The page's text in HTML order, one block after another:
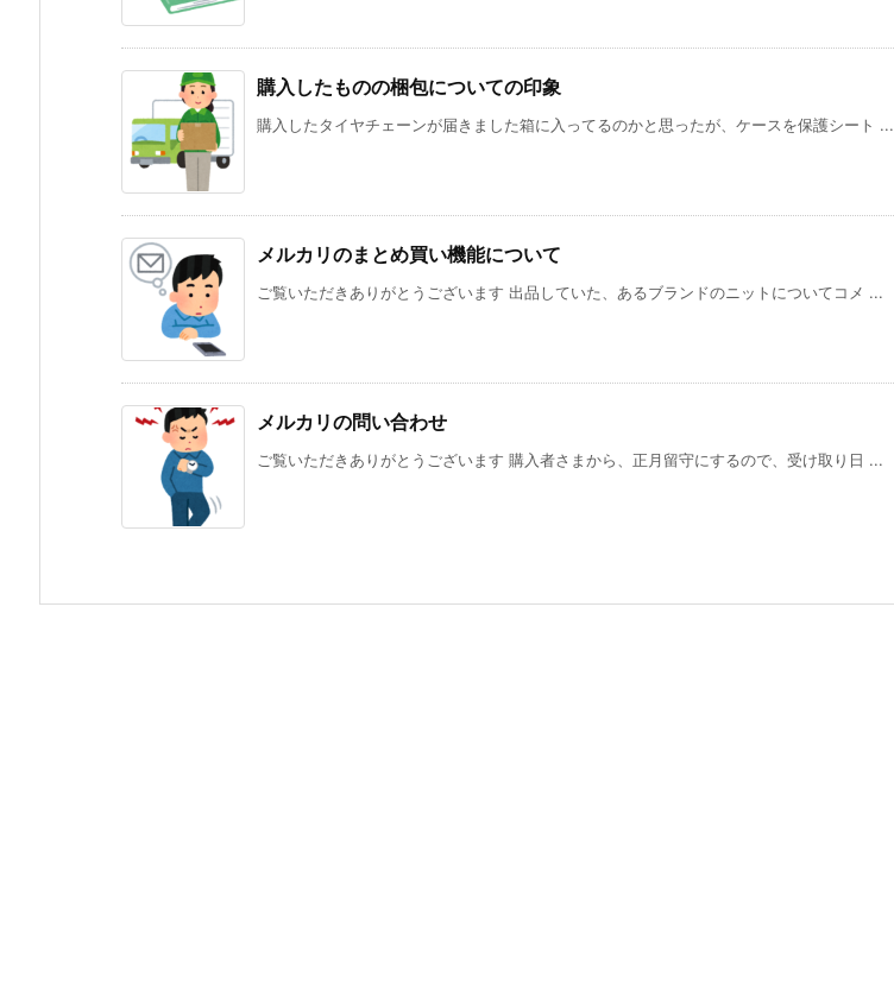
購入したものの梱包についての印象
購入したタイヤチェーンが届きました箱に入ってるのかと思ったが、ケースを保護シート ...
メルカリのまとめ買い機能について
ご覧いただきありがとうございます 出品していた、あるブランドのニットについてコメ ...
メルカリの問い合わせ
ご覧いただきありがとうございます 購入者さまから、正月留守にするので、受け取り日 ...